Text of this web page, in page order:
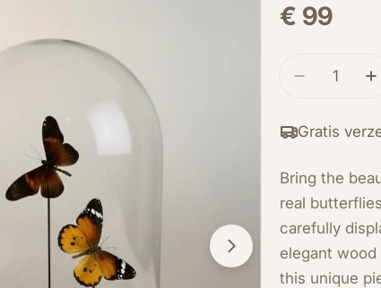
Open media 1
Normale
€ 99
Hoeveelheid
Gratis
Bring the
real
carefully
elegant
this unique